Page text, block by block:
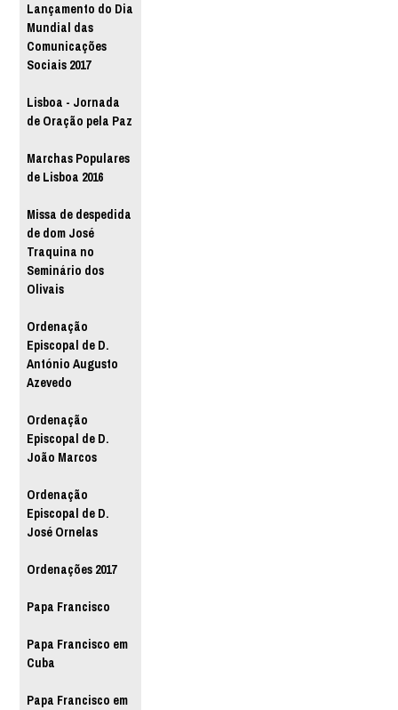
Lançamento do Dia
Mundial das
Comunicações
Sociais 2017
Lisboa - Jornada
de Oração pela Paz
Marchas Populares
de Lisboa 2016
Missa de despedida
de dom José
Traquina no
Seminário dos
Olivais
Ordenação
Episcopal de D.
António Augusto
Azevedo
Ordenação
Episcopal de D.
João Marcos
Ordenação
Episcopal de D.
José Ornelas
Ordenações 2017
Papa Francisco
Papa Francisco em
Cuba
Papa Francisco em